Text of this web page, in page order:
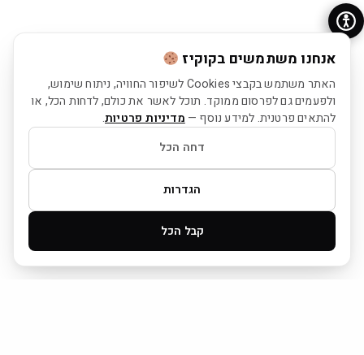
אנחנו משתמשים בקוקיז
האתר משתמש בקבצי Cookies לשיפור החוויה, ניתוח שימוש,
ולפעמים גם לפרסום ממוקד. תוכל לאשר את כולם, לדחות הכל, או
להתאים פרטנית. למידע נוסף — מדיניות פרטיות.
דחה הכל
הגדרות
קבל הכל